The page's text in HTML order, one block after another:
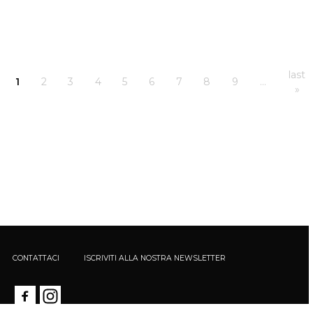
1 2 3 4 5 6 7 8 9 …
last
»
CONTATTACI ISCRIVITI ALLA NOSTRA NEWSLETTER